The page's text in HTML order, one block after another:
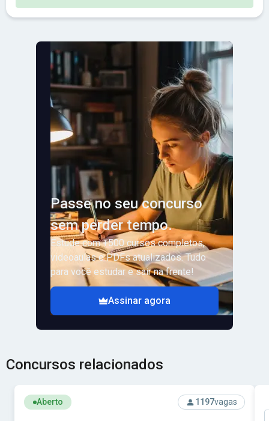
Passe no seu concurso
sem perder tempo.
Estude com +500 cursos completos,
videoaulas e PDFs atualizados. Tudo
para você estudar e sair na frente!
Assinar agora
Concursos relacionados
Ver concurso: SEDES-DF - Secretaria de
Aberto 1197vagas